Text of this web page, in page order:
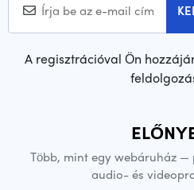
A regisztrációval Ön
Több, mint egy webáruház
audio- és